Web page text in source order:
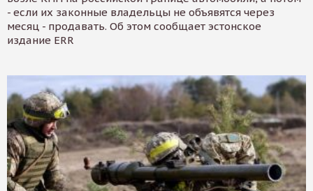
- если их законные владельцы не объявятся через
месяц - продавать. Об этом сообщает эстонское
издание ERR